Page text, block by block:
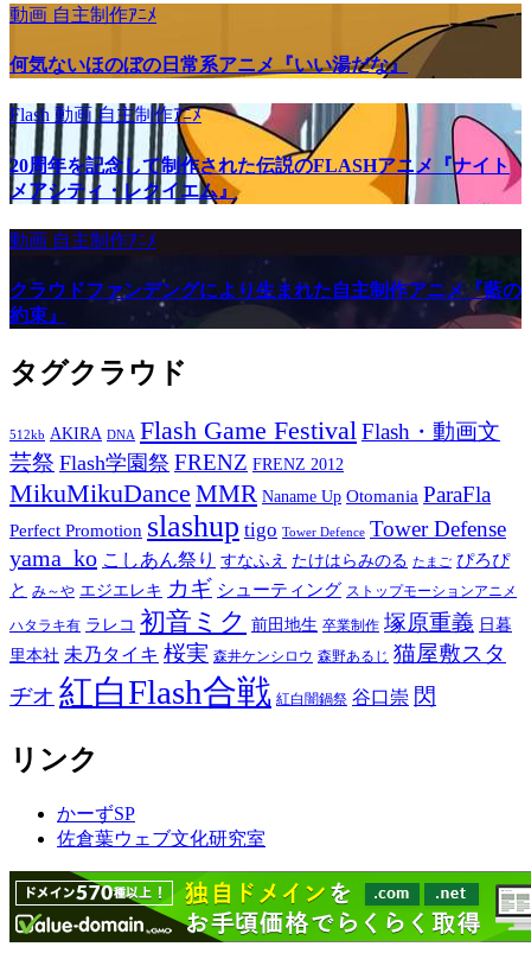
動画 自主制作ｱﾆﾒ
何気ないほのぼの日常系アニメ『いい湯だな』
Flash 動画自主制作ｱﾆﾒ
20周年を記念して制作された伝説のFLASHアニメ『ナイト
メアシティ・レクイエム』
動画 自主制作ｱﾆﾒ
クラウドファンデングにより生まれた自主制作アニメ『藍の
約束』
タグクラウド
512kb AKIRA DNA Flash Game FestivalFlash・動画文
芸祭 Flash学園祭 FRENZ FRENZ 2012
MikuMikuDance MMR Naname Up Otomania ParaFla
Perfect Promotion slashup tigo Tower Defence Tower Defense
yama_ko こしあん祭り すなふえ たけはらみのる たまご ぴろぴ
と み～や エジエレキ カギ シューティング ストップモーションアニメ
ハタラキ有 ラレコ 初音ミク 前田地生 卒業制作 塚原重義 日暮
里本社 未乃タイキ 桜実 森井ケンシロウ 森野あるじ 猫屋敷スタ
ヂオ 紅白Flash合戦 紅白闇鍋祭 谷口崇 閃
リンク
かーずSP
佐倉葉ウェブ文化研究室